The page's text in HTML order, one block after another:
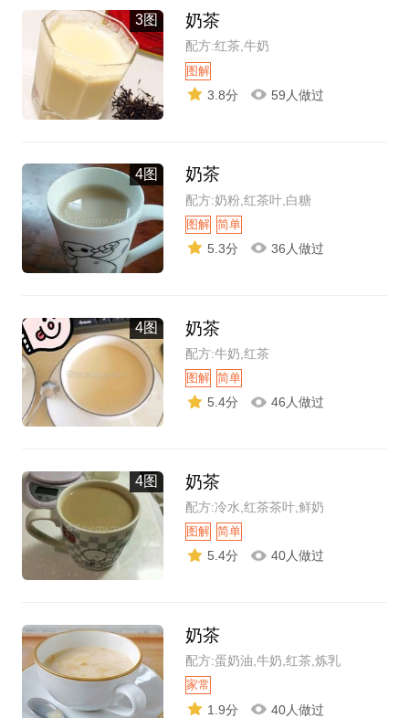
3图 奶茶
配方:红茶,牛奶
图解
3.8分 59人做过
4图 奶茶
配方:奶粉,红茶叶,白糖
图解 简单
5.3分 36人做过
4图 奶茶
配方:牛奶,红茶
图解 简单
5.4分 46人做过
4图 奶茶
配方:冷水,红茶茶叶,鲜奶
图解 简单
5.4分 40人做过
奶茶
配方:蛋奶油,牛奶,红茶,炼乳
家常
1.9分 40人做过